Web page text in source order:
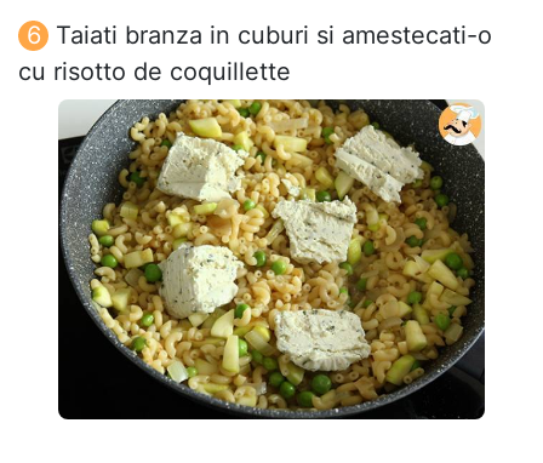
Taiati branza in cuburi si amestecati-o
cu risotto de coquillette